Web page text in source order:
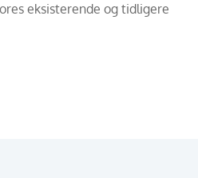
eksisterende og tidligere